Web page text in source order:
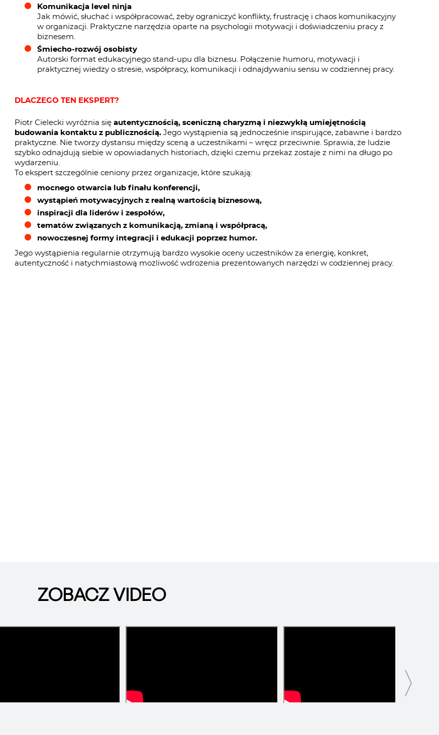
Komunikacja level ninja
Jak mówić, słuchać i współpracować, żeby ograniczyć konflikty, frustrację i chaos komunikacyjny
w organizacji. Praktyczne narzędzia oparte na psychologii motywacji i doświadczeniu pracy z
biznesem.
Śmiecho-rozwój osobisty
Autorski format edukacyjnego stand-upu dla biznesu. Połączenie humoru, motywacji i
praktycznej wiedzy o stresie, współpracy, komunikacji i odnajdywaniu sensu w codziennej pracy.
DLACZEGO TEN EKSPERT?
Piotr Cielecki wyróżnia sięautentycznością, sceniczną charyzmą i niezwykłą umiejętnością
budowania kontaktu z publicznością.Jego wystąpienia są jednocześnie inspirujące, zabawne i bardzo
praktyczne. Nie tworzy dystansu między sceną a uczestnikami – wręcz przeciwnie. Sprawia, że ludzie
szybko odnajdują siebie w opowiadanych historiach, dzięki czemu przekaz zostaje z nimi na długo po
wydarzeniu.
To ekspert szczególnie ceniony przez organizacje, które szukają:
mocnego otwarcia lub finału konferencji,
wystąpień motywacyjnych z realną wartością biznesową,
inspiracji dla liderów i zespołów,
tematów związanych z komunikacją, zmianą i współpracą,
nowoczesnej formy integracji i edukacji poprzez humor.
Jego wystąpienia regularnie otrzymują bardzo wysokie oceny uczestników za energię, konkret,
autentyczność i natychmiastową możliwość wdrożenia prezentowanych narzędzi w codziennej pracy.
ZOBACZ VIDEO